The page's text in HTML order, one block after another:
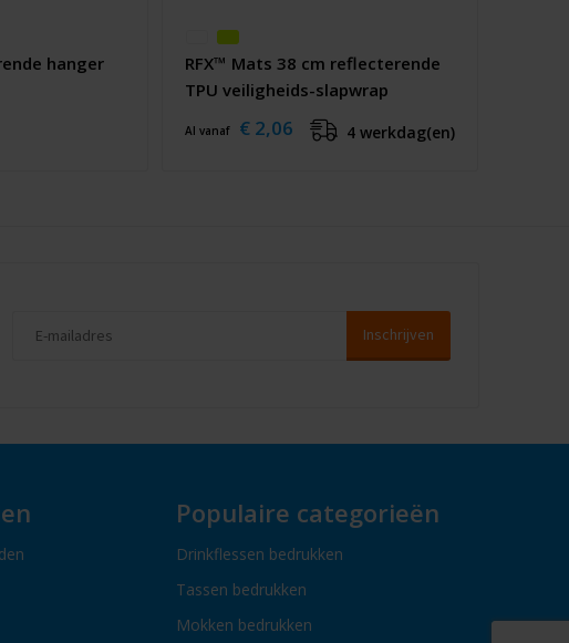
hanger
RFX™ Mats 38 cm reflecterende
TPU veiligheids-slapwrap
Al vanaf € 2,06 4 werkdag(en)
Populaire categorieën
Drinkflessen bedrukken
Tassen bedrukken
Mokken bedrukken